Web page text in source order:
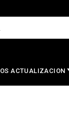
ACTUALIZACION